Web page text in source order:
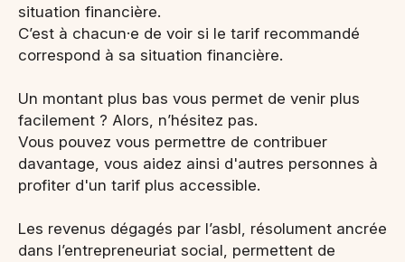
situation financière.
C’est à chacun·e de voir si le tarif recommandé
correspond à sa situation financière.
Un montant plus bas vous permet de venir plus
facilement ? Alors, n’hésitez pas.
Vous pouvez vous permettre de contribuer
davantage, vous aidez ainsi d'autres personnes à
profiter d'un tarif plus accessible.
Les revenus dégagés par l’asbl, résolument ancrée
dans l’entrepreneuriat social, permettent de